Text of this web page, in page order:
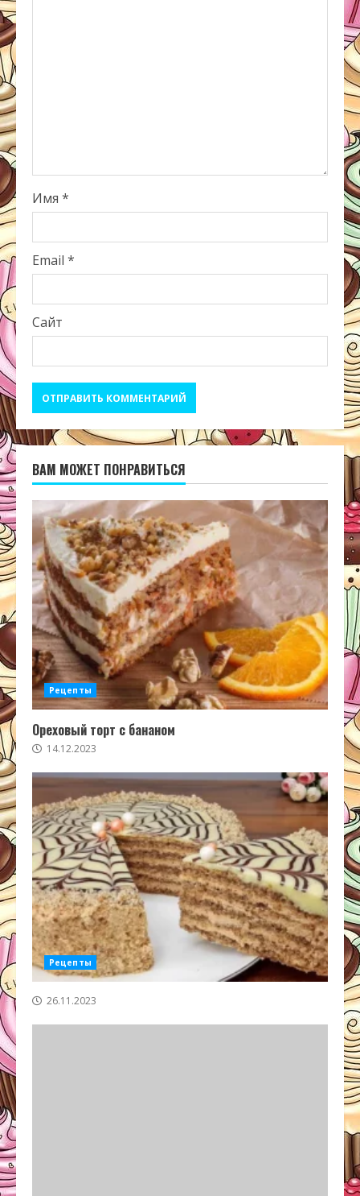
Имя *
Email *
Сайт
ВАМ МОЖЕТ ПОНРАВИТЬСЯ
Рецепты
Ореховый торт с бананом
14.12.2023
Рецепты
26.11.2023